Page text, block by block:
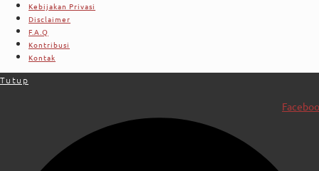
Kebijakan Privasi
Disclaimer
F.A.Q
Kontribusi
Kontak
Tutup